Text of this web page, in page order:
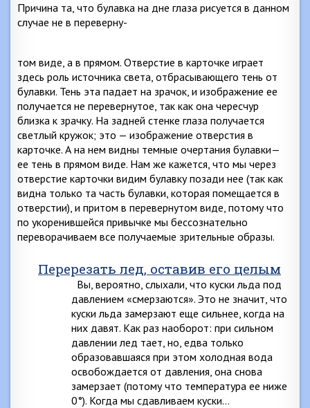
Причина та, что булавка на дне глаза рисуется в данном
случае не в переверну-
том виде, а в прямом. Отверстие в карточке играет
здесь роль источника света, отбрасывающего тень от
булавки. Тень эта падает на зрачок, и изображение ее
получается не перевернутое, так как она чересчур
близка к зрачку. На задней стенке глаза получается
светлый кружок; это — изображение отверстия в
карточке. А на нем видны темные очертания булавки—
ее тень в прямом виде. Нам же кажется, что мы через
отверстие карточки видим булавку позади нее (так как
видна только та часть булавки, которая помещается в
отверстии), и притом в перевернутом виде, потому что
по укоренившейся привычке мы бессознательно
переворачиваем все получаемые зрительные образы.
Перерезать лед, оставив его целым
Вы, вероятно, слыхали, что куски льда под
давлением «смерзаются». Это не значит, что
куски льда замерзают еще сильнее, когда на
них давят. Как раз наоборот: при сильном
давлении лед тает, но, едва только
образовавшаяся при этом холодная вода
освобождается от давления, она снова
замерзает (потому что температура ее ниже
0°). Когда мы сдавливаем куски…